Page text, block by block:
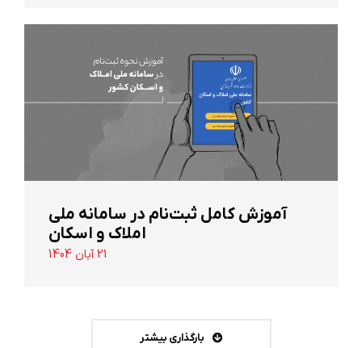
آموزش کامل ثبت‌نام در سامانه ملی
املاک و اسکان
21 آبان 1404
بارگذاری بیشتر